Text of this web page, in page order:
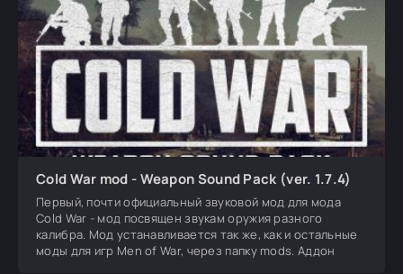
Cold War mod - Weapon Sound Pack (ver. 1.7.4)
Первый, почти официальный звуковой мод для мода
Сold War - мод посвящен звукам оружия разного
калибра. Мод устанавливается так же, как и остальные
моды для игр Men of War, через папку mods. Аддон